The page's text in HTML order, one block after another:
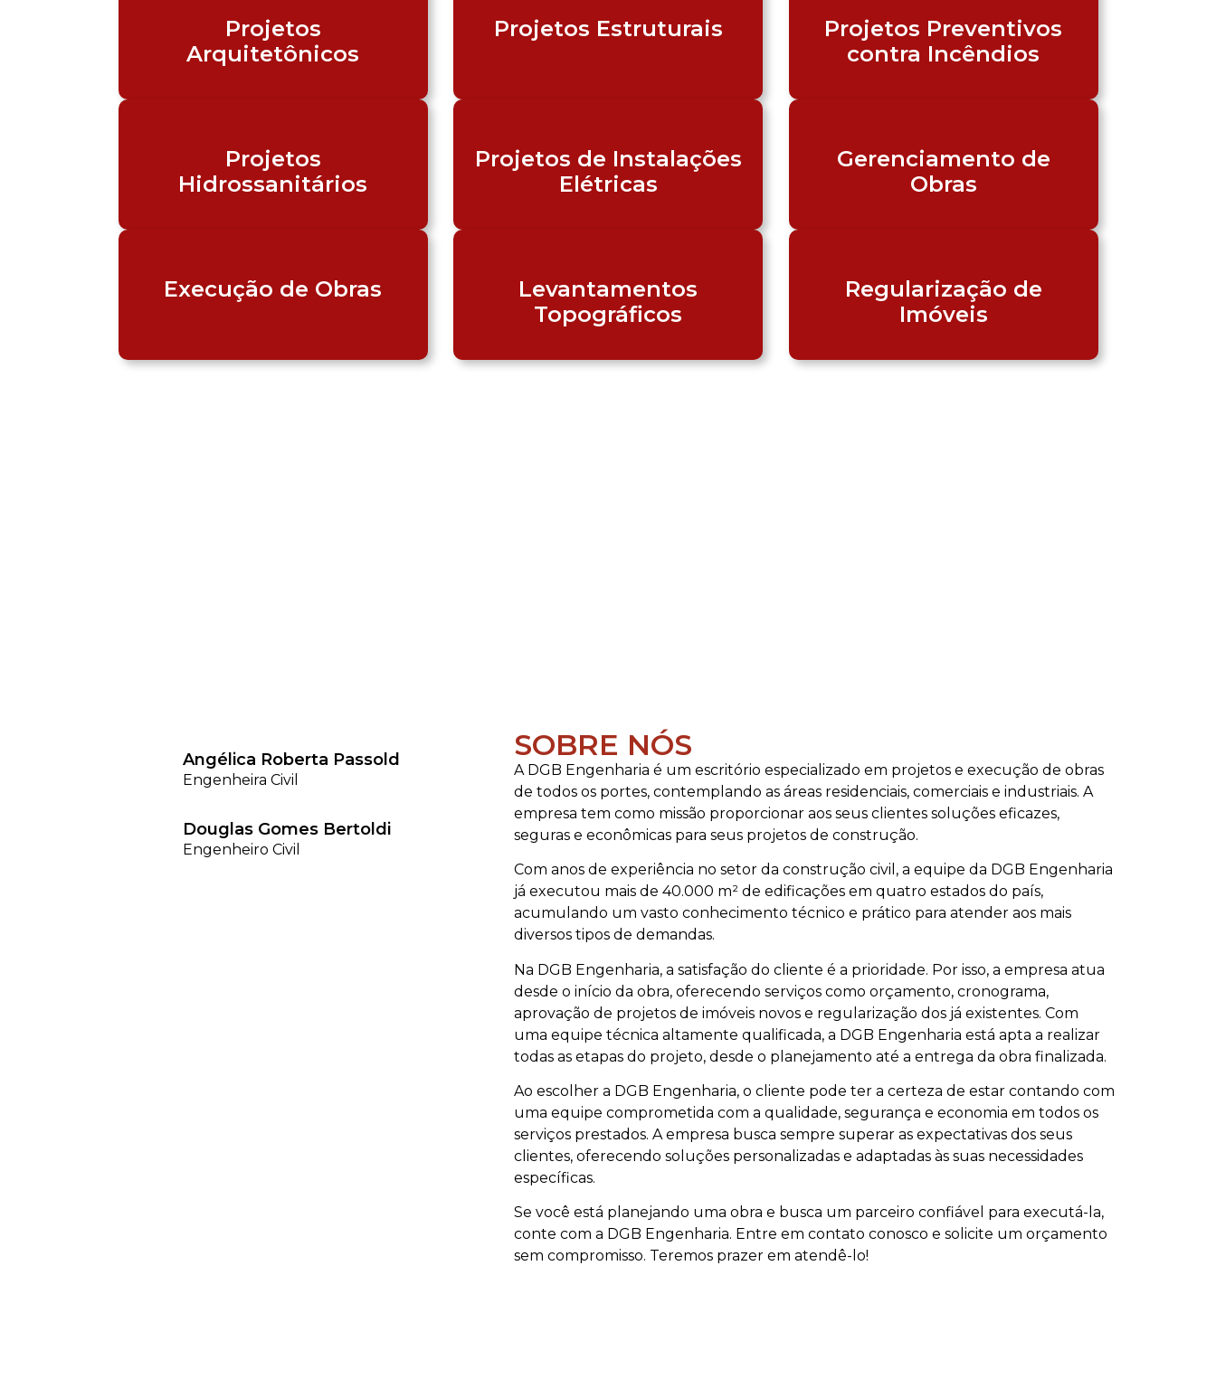
Projetos
Arquitetônicos
Projetos Estruturais
Projetos Preventivos
contra Incêndios
Projetos
Hidrossanitários
Projetos de Instalações
Elétricas
Gerenciamento de
Obras
Execução de Obras
Levantamentos
Topográficos
Regularização de
Imóveis
Angélica Roberta Passold
Engenheira Civil
Douglas Gomes Bertoldi
Engenheiro Civil
SOBRE NÓS
A DGB Engenharia é um escritório especializado em projetos e execução de obras
de todos os portes, contemplando as áreas residenciais, comerciais e industriais. A
empresa tem como missão proporcionar aos seus clientes soluções eficazes,
seguras e econômicas para seus projetos de construção.
Com anos de experiência no setor da construção civil, a equipe da DGB Engenharia
já executou mais de 40.000 m² de edificações em quatro estados do país,
acumulando um vasto conhecimento técnico e prático para atender aos mais
diversos tipos de demandas.
Na DGB Engenharia, a satisfação do cliente é a prioridade. Por isso, a empresa atua
desde o início da obra, oferecendo serviços como orçamento, cronograma,
aprovação de projetos de imóveis novos e regularização dos já existentes. Com
uma equipe técnica altamente qualificada, a DGB Engenharia está apta a realizar
todas as etapas do projeto, desde o planejamento até a entrega da obra finalizada.
Ao escolher a DGB Engenharia, o cliente pode ter a certeza de estar contando com
uma equipe comprometida com a qualidade, segurança e economia em todos os
serviços prestados. A empresa busca sempre superar as expectativas dos seus
clientes, oferecendo soluções personalizadas e adaptadas às suas necessidades
específicas.
Se você está planejando uma obra e busca um parceiro confiável para executá-la,
conte com a DGB Engenharia. Entre em contato conosco e solicite um orçamento
sem compromisso. Teremos prazer em atendê-lo!